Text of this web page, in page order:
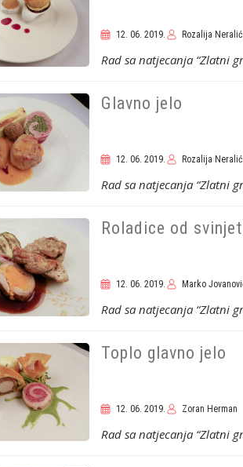
12. 06. 2019. Rozalija Neralić
Rad sa natjecanja “Zlatni
Glavno jelo
12. 06. 2019. Rozalija Neralić
Rad sa natjecanja “Zlatni
Roladice od
12. 06. 2019. Marko
Rad sa natjecanja “Zlatni
Toplo glavno jelo
12. 06. 2019. Zoran Herman
Rad sa natjecanja “Zlatni